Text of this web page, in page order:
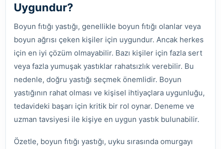
Uygundur?
Boyun fıtığı yastığı, genellikle boyun fıtığı olanlar veya
boyun ağrısı çeken kişiler için uygundur. Ancak herkes
için en iyi çözüm olmayabilir. Bazı kişiler için fazla sert
veya fazla yumuşak yastıklar rahatsızlık verebilir. Bu
nedenle, doğru yastığı seçmek önemlidir. Boyun
yastığının rahat olması ve kişisel ihtiyaçlara uygunluğu,
tedavideki başarı için kritik bir rol oynar. Deneme ve
uzman tavsiyesi ile kişiye en uygun yastık bulunabilir.
Özetle, boyun fıtığı yastığı, uyku sırasında omurgayı